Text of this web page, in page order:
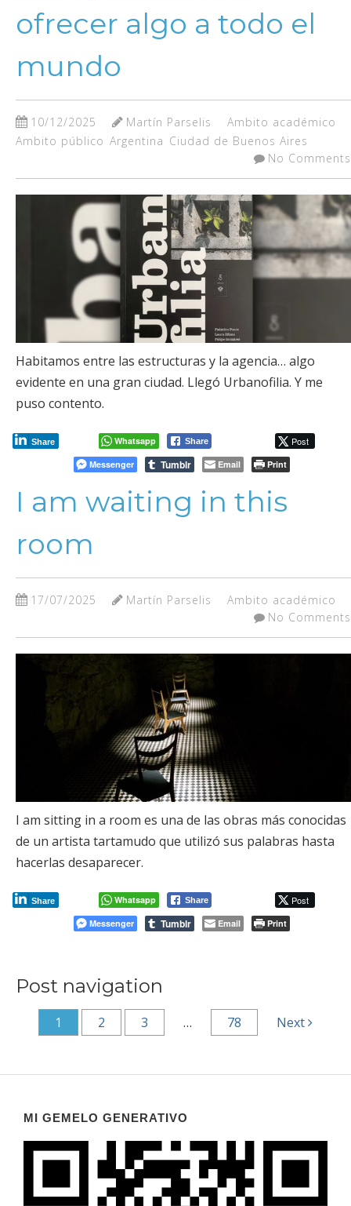
ofrecer algo a todo el
mundo
10/12/2025 Martín Parselis
Ambito académico
Ambito público Argentina Ciudad de Buenos Aires
No Comments
Habitamos entre las estructuras y la agencia… algo
evidente en una gran ciudad. Llegó Urbanofilia. Y me
puso contento.
Whatsapp Share Post
Share
Messenger Tumblr Email Print
I am waiting in this
room
17/07/2025 Martín Parselis
Ambito académico
No Comments
I am sitting in a room es una de las obras más conocidas
de un artista tartamudo que utilizó sus palabras hasta
hacerlas desaparecer.
Whatsapp Share Post
Share
Messenger Tumblr Email Print
Post navigation
1 2 3 … 78 Next
MI GEMELO GENERATIVO